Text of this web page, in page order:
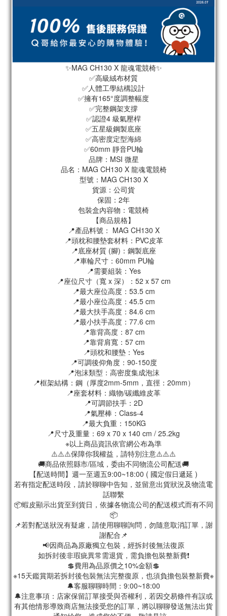
✨MAG CH130 X 龍魂電競椅✨
✅高級絨布材質
✅人體工學結構設計
✅擁有165°度調整幅度
✅完整鋼架支撐
✅認證4 級氣壓桿
✅五星級鋼製底座
✅高密度定型海綿
✅60mm 靜音PU輪
品牌：MSI 微星
品名：MAG CH130 X 龍魂電競椅
型號：MAG CH130 X
貨源：公司貨
保固：2年
包裝盒內容物：電競椅
【商品規格】
📍產品料號： MAG CH130 X
📍頭枕和腰墊套材料：PVC皮革
📍底座材質 (腳)：鋼製底座
📍車輪尺寸：60mm PU輪
📍需要組裝：Yes
📍座位尺寸（寬 x 深）：52 x 57 cm
📍最大座位高度：53.5 cm
📍最小座位高度：45.5 cm
📍最大扶手高度：84.6 cm
📍最小扶手高度：77.6 cm
📍靠背高度：87 cm
📍靠背肩寬：57 cm
📍頭枕和腰墊：Yes
📍可調後仰角度：90-150度
📍泡沫類型：高密度集成泡沫
📍框架結構：鋼（厚度2mm-5mm，直徑：20mm）
📍座套材料：織物/碳纖維皮革
📍可調節扶手：2D
📍氣壓棒：Class-4
📍最大負重：150KG
📍尺寸及重量：69 x 70 x 140 cm / 25.2kg
※以上商品資訊依官網公布為準
⚠️⚠️⚠️保障你我權益，請特別注意⚠️⚠️⚠️
🚚商品依照縣市/區域，委由不同物流公司配送🚚
【配送時間】週一至週五9:00~18:00 ( 國定假日遞延 )
若有指定配送時段，請於聊聊中告知，並留意出貨狀況及物流電
話聯繫
📦蝦皮顯示出貨至到貨日，依據各物流公司的配送模式而有不同
📦
📌若對配送狀況有疑慮，請使用聊聊詢問，勿隨意取消訂單，謝
謝配合📌
📢因商品為原廠獨立包裝，經拆封後無法復原
如拆封後非瑕疵異常需退貨，需負擔包裝整新費❗️
💲費用為品原價之10%金額💲
※15天鑑賞期若拆封後包裝無法完整復原，也須負擔包裝整新費※
🔔客服聊聊時間：9:00~18:00
🔔注意事項：店家保留訂單接受與否權利，若因交易條件有誤或
有其他情形導致商店無法接受您的訂單，將以聊聊發送無法出貨